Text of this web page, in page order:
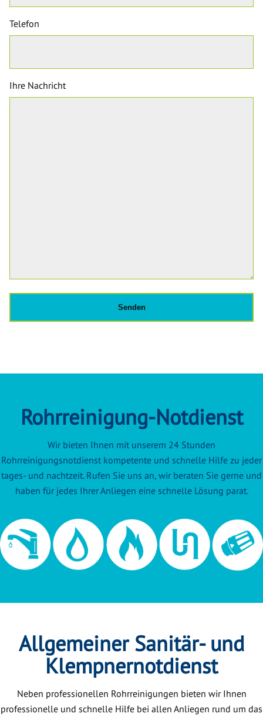
Telefon
Ihre Nachricht
Rohrreinigung-Notdienst
Wir bieten Ihnen mit unserem 24 Stunden
Rohrreinigungsnotdienst kompetente und schnelle Hilfe zu jeder
tages- und nachtzeit. Rufen Sie uns an, wir beraten Sie gerne und
haben für jedes Ihrer Anliegen eine schnelle Lösung parat.
Allgemeiner Sanitär- und
Klempnernotdienst
Neben professionellen Rohrreinigungen bieten wir Ihnen
professionelle und schnelle Hilfe bei allen Anliegen rund um das